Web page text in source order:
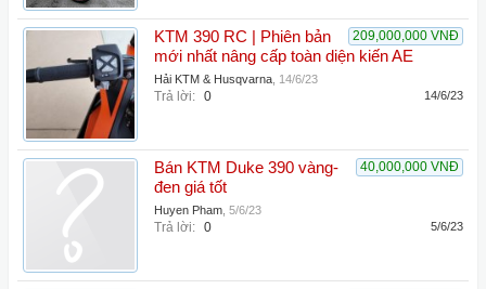
209,000,000 VNĐ
KTM 390 RC | Phiên bản
mới nhất nâng cấp toàn diện kiến AE
Hải KTM & Husqvarna 14/6/23
Trả lời: 0 14/6/23
40,000,000 VNĐ
Bán KTM Duke 390 vàng-
đen giá tốt
Huyen Pham 5/6/23
Trả lời: 0 5/6/23